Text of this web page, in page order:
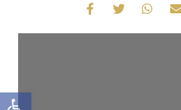
Ouvrir la barre